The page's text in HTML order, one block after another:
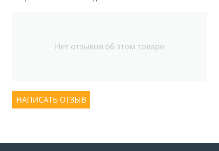
Нет отзывов об этом товаре
НАПИСАТЬ ОТЗЫВ